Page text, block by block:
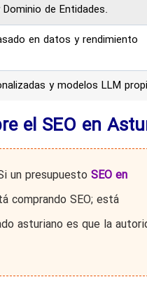
Dominio de Entidades.
en datos y rendimiento
y modelos LLM
el SEO en
un presupuesto SEO en
comprando SEO; está
asturiano es que la